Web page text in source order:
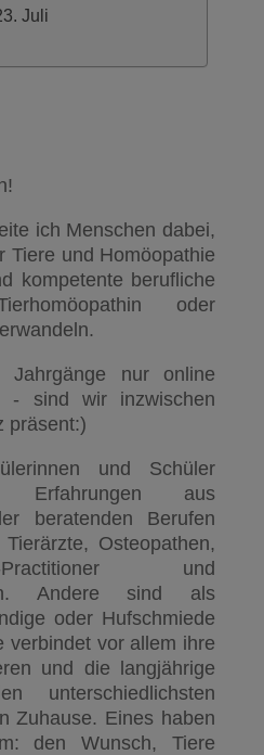
Juli
ich Menschen dabei,
Tiere und Homöopathie
kompetente berufliche
oder
nur online
- sind wir inzwischen
präsent:)
und Schüler
Erfahrungen aus
beratenden Berufen
Osteopathen,
Practitioner und
Andere sind als
oder Hufschmiede
verbindet vor allem ihre
und die langjährige
unterschiedlichsten
Zuhause. Eines haben
den Wunsch, Tiere